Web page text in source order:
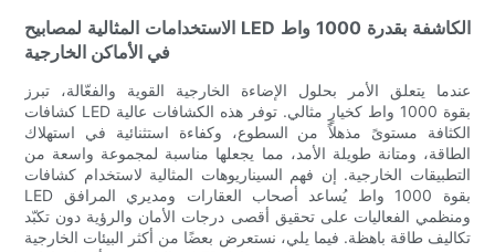
الاستخدامات المثالية لمصابيح LED الكاشفة بقدرة 1000 واط
في الأماكن الخارجية
عندما يتعلق الأمر بحلول الإضاءة الخارجية القوية والفعّالة، تبرز
كشافات LED بقوة 1000 واط كخيارٍ مثالي. توفر هذه الكشافات عالية
الكثافة مستوىً مذهلاً من السطوع، وكفاءة استثنائية في استهلاك
الطاقة، ومتانة طويلة الأمد، مما يجعلها مناسبة لمجموعة واسعة من
التطبيقات الخارجية. إن فهم السيناريوهات المثالية لاستخدام كشافات
LED بقوة 1000 واط يُساعد أصحاب العقارات ومديري المرافق
ومنظمي الفعاليات على تحقيق أقصى درجات الأمان والرؤية دون تكبّد
تكاليف طاقة باهظة. فيما يلي، نستعرض بعضًا من أكثر البيئات الخارجية